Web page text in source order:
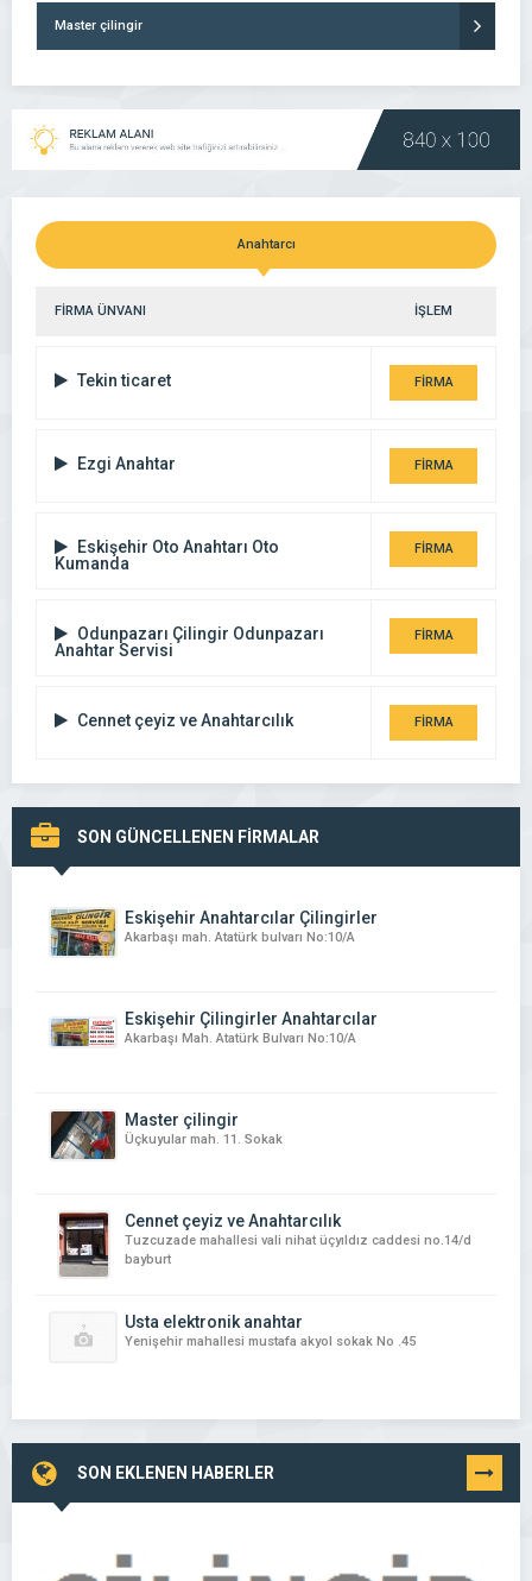
Master çilingir
Anahtarcı
FİRMA ÜNVANI İŞLEM
Tekin ticaret FİRMA
Ezgi Anahtar FİRMA
Eskişehir Oto Anahtarı Oto
Kumanda
FİRMA
Odunpazarı Çilingir Odunpazarı
Anahtar Servisi
FİRMA
Cennet çeyiz ve Anahtarcılık FİRMA
SON GÜNCELLENEN FİRMALAR
Eskişehir Anahtarcılar Çilingirler
Akarbaşı mah. Atatürk bulvarı No:10/A
Eskişehir Çilingirler Anahtarcılar
Akarbaşı Mah. Atatürk Bulvarı No:10/A
Master çilingir
Üçkuyular mah. 11. Sokak
Cennet çeyiz ve Anahtarcılık
Tuzcuzade mahallesi vali nihat üçyıldız caddesi no.14/d
bayburt
Usta elektronik anahtar
Yenişehir mahallesi mustafa akyol sokak No .45
SON EKLENEN HABERLER TÜMÜNÜ
GÖR